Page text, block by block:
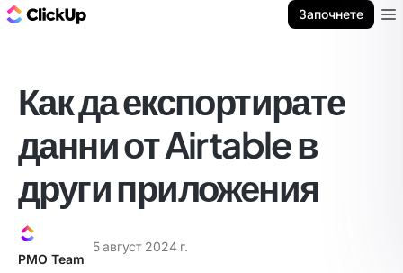
Започнете
Как да експортирате
данни от Airtable в
други приложения
PMO Team
5 август 2024 г.